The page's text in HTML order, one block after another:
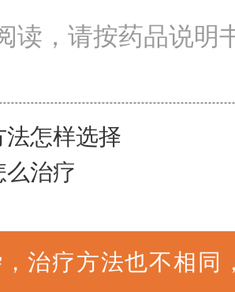
读，请按药品说明
怎样选择
治疗
治疗方法也不相